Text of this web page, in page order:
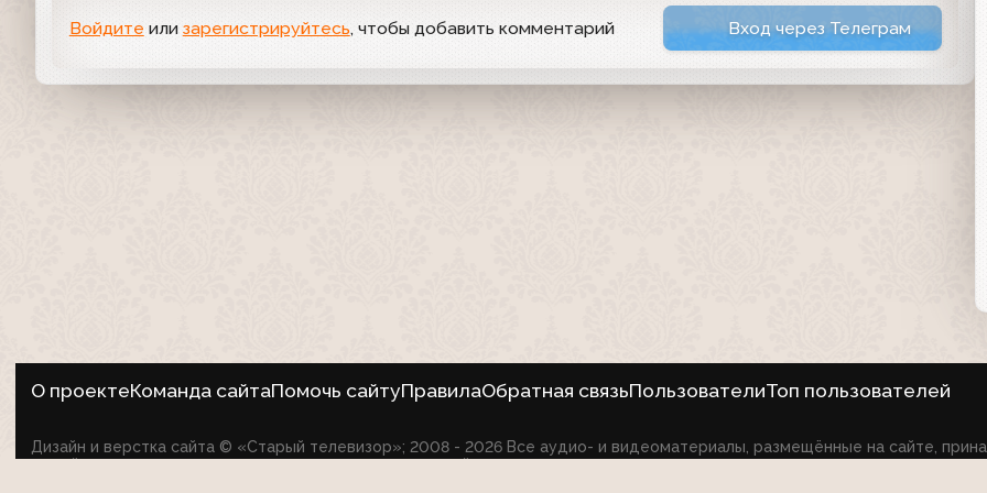
Войдите или зарегистрируйтесь, чтобы добавить комментарий Вход через Телеграм
О проектеКоманда сайтаПомочь сайтуПравилаОбратная связьПользователиТоп пользователей
Дизайн и верстка сайта © «Старый телевизор»; 2008 - 2026 Все аудио- и видеоматериалы, размещённые на сайте,
на сайте не оспаривает авторские права их создателей.